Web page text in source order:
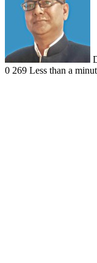
0 269 Less than a